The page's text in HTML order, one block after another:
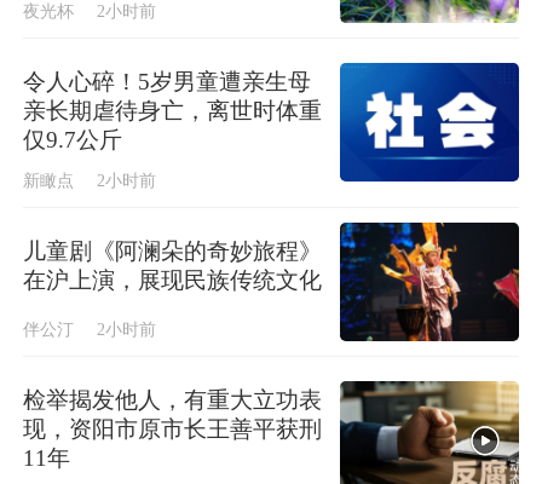
夜光杯 2小时前
令人心碎！5岁男童遭亲生母
亲长期虐待身亡，离世时体重
仅9.7公斤
新瞰点 2小时前
儿童剧《阿澜朵的奇妙旅程》
在沪上演，展现民族传统文化
伴公汀 2小时前
检举揭发他人，有重大立功表
现，资阳市原市长王善平获刑
11年